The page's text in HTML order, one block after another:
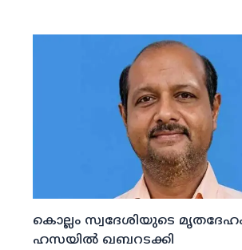
കൊല്ലം സ്വദേശിയുടെ
ഹസയില്‍ ഖബറടക്കി